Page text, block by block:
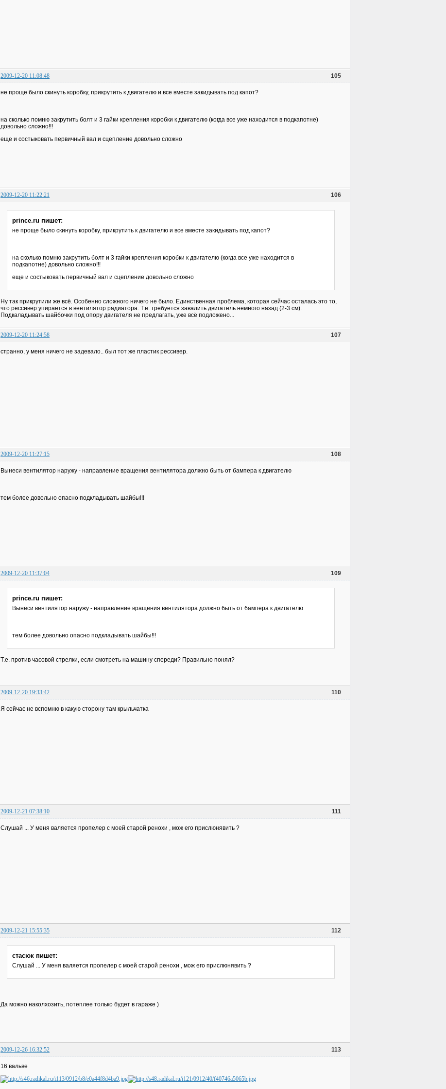
105
2009-12-20 11:08:48
не проще было скинуть коробку, прикрутить к двигателю и все вместе закидывать под капот?
на сколько помню закрутить болт и 3 гайки крепления коробки к двигателю (когда все уже находится в подкапотне)
довольно сложно!!!
еще и состыковать первичный вал и сцепление довольно сложно
106
2009-12-20 11:22:21
prince.ru пишет:
не проще было скинуть коробку, прикрутить к двигателю и все вместе закидывать под капот?
на сколько помню закрутить болт и 3 гайки крепления коробки к двигателю (когда все уже находится в
подкапотне) довольно сложно!!!
еще и состыковать первичный вал и сцепление довольно сложно
Ну так прикрутили же всё. Особенно сложного ничего не было. Единственная проблема, которая сейчас осталась это то,
что рессивер упирается в вентилятор радиатора. Т.е. требуется завалить двигатель немного назад (2-3 см).
Подкаладывать шайбочки под опору двигателя не предлагать, уже всё подложено...
107
2009-12-20 11:24:58
странно, у меня ничего не задевало.. был тот же пластик рессивер.
108
2009-12-20 11:27:15
Вынеси вентилятор наружу - направление вращения вентилятора должно быть от бампера к двигателю
тем более довольно опасно подкладывать шайбы!!!
109
2009-12-20 11:37:04
prince.ru пишет:
Вынеси вентилятор наружу - направление вращения вентилятора должно быть от бампера к двигателю
тем более довольно опасно подкладывать шайбы!!!
Т.е. против часовой стрелки, если смотреть на машину спереди? Правильно понял?
110
2009-12-20 19:33:42
Я сейчас не вспомню в какую сторону там крыльчатка
111
2009-12-21 07:38:10
Слушай ... У меня валяется пропелер с моей старой ренохи , мож его прислюнявить ?
112
2009-12-21 15:55:35
стасюк пишет:
Слушай ... У меня валяется пропелер с моей старой ренохи , мож его прислюнявить ?
Да можно наколхозить, потеплее только будет в гараже )
113
2009-12-26 16:32:52
16 вальве